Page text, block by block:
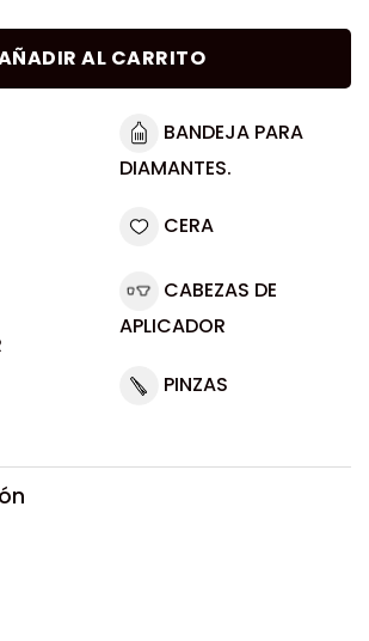
AL CARRITO
BANDEJA PARA
DIAMANTES.
CERA
CABEZAS DE
APLICADOR
PINZAS